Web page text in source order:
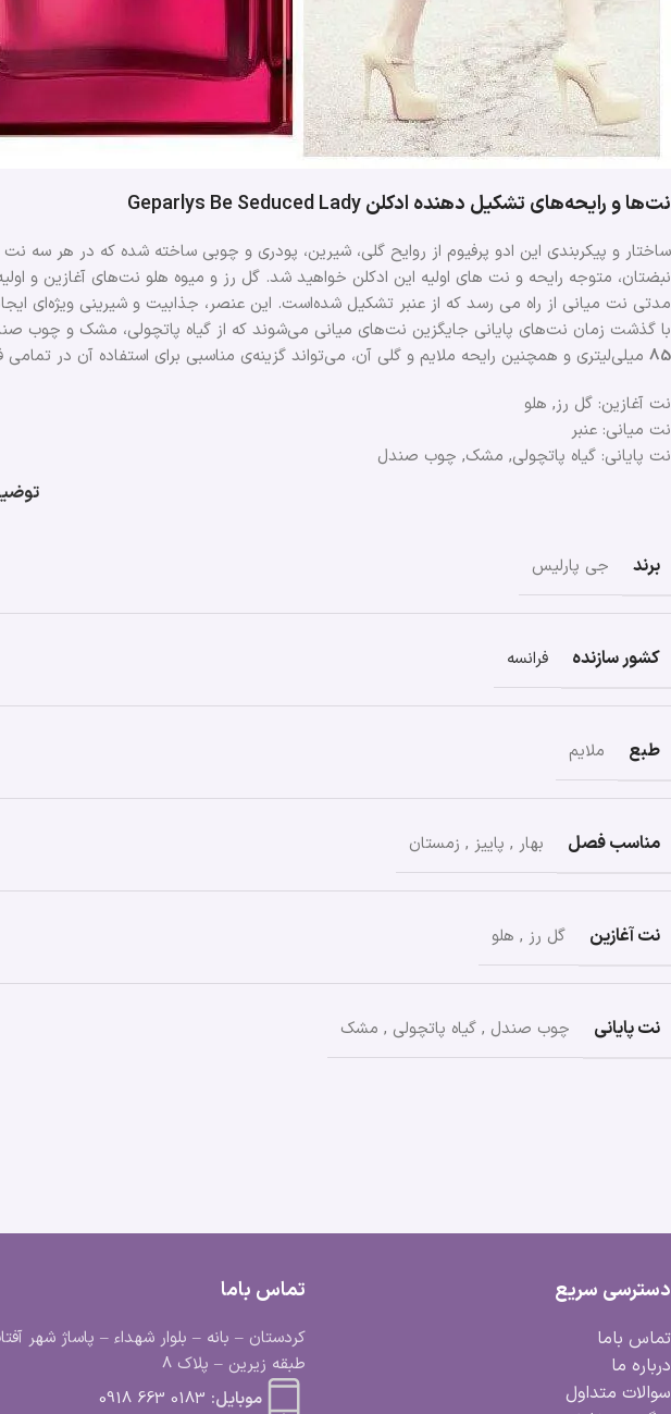
نت‌ها و رایحه‌های تشکیل دهنده ادکلنGeparlys Be Seduced Lady
ساختار و پیکربندی این ادو پرفیوم از روایح گلی، شیرین، پودری و چوبی ساخته شده که در هر سه نت
نبضتان، متوجه رایحه و نت های اولیه این ادکلن خواهید شد. گل رز و میوه هلو نت‌های آغازین و
مدتی نت‌ میانی از راه می رسد که از عنبر تشکیل شده‌است. این عنصر، جذابیت و شیرینی ویژه‌ای
با گذشت زمان نت‌های پایانی جایگزین نت‌های میانی می‌شوند که از گیاه پاتچولی، مشک و چوب
85 میلی‌لیتری و همچنین رایحه ملایم و گلی آن، می‌تواند گزینه‌ی مناسبی برای استفاده آن در
نت آغازین: گل رز, هلو
نت میانی: عنبر
نت پایانی: گیاه پاتچولی, مشک, چوب صندل
برند جی پارلیس
کشور سازنده فرانسه
طبع ملایم
مناسب فصل بهار , پاییز , زمستان
نت آغازین گل رز , هلو
نت پایانی چوب صندل , گیاه پاتچولی , مشک
دسترسی سریع
تماس باما
درباره ما
سوالات متداول
تماس باما
کردستان – بانه – بلوار شهداء – پاساژ شهر
طبقه زیرین – پلاک 8
موبایل: 0183 663 0918